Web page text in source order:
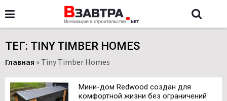
ТЕГ: TINY TIMBER HOMES
Главная » Tiny Timber Homes
Мини-дом Redwood создан для
комфортной жизни без ограничений